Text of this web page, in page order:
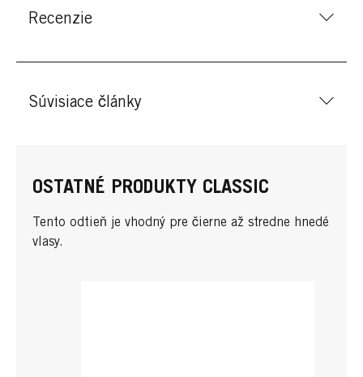
Recenzie
Súvisiace články
OSTATNÉ PRODUKTY CLASSIC
Tento odtieň je vhodný pre čierne až stredne hnedé
vlasy.